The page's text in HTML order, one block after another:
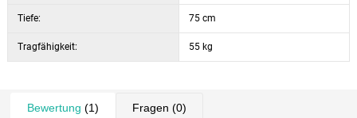
Tiefe: 75 cm
Tragfähigkeit: 55 kg
Bewertung (1) Fragen (0)